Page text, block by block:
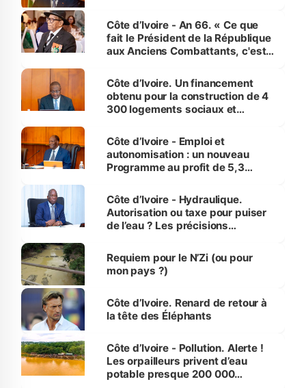
Côte d’Ivoire - An 66. « Ce que
fait le Président de la République
aux Anciens Combattants, c'est
Côte d’Ivoire. Un financement
obtenu pour la construction de 4
300 logements sociaux et
et Yamoussoukro
Côte d’Ivoire - Emploi et
autonomisation : un nouveau
Programme au profit de 5,3
Côte d’Ivoire - Hydraulique.
Autorisation ou taxe pour puiser
de l’eau ? Les précisions
Requiem pour le N’Zi (ou pour
mon pays ?)
Côte d’Ivoire. Renard de retour à
la tête des Éléphants
Côte d’Ivoire - Pollution. Alerte !
Les orpailleurs privent d’eau
potable presque 200 000